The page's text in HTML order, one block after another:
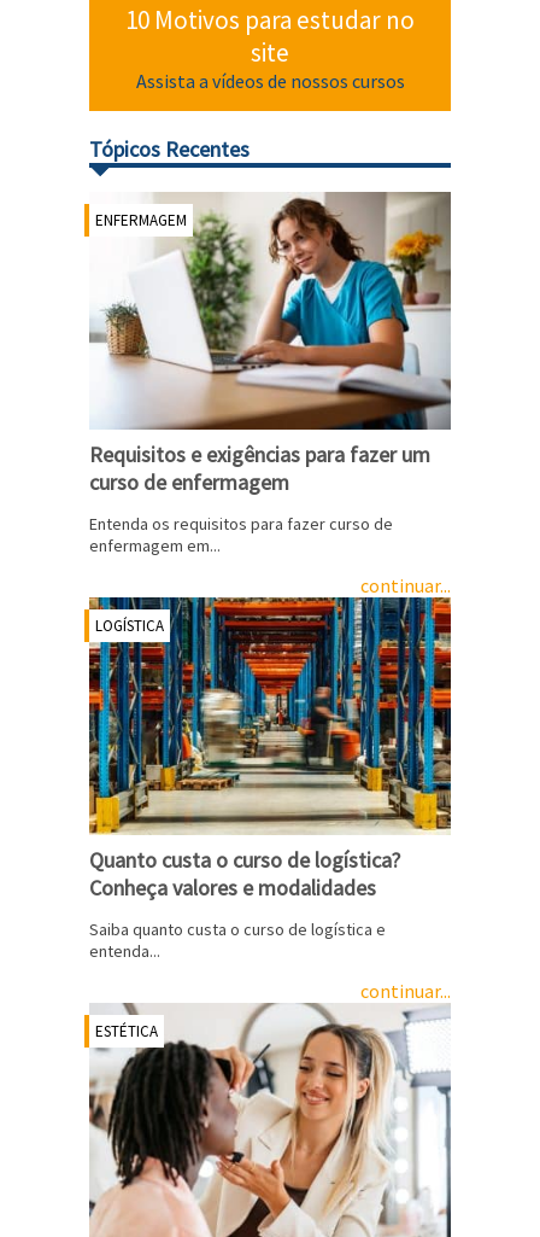
10 Motivos para estudar no
site
Assista a vídeos de nossos cursos
Tópicos Recentes
ENFERMAGEM
Requisitos e exigências para fazer um
curso de enfermagem
Entenda os requisitos para fazer curso de
enfermagem em...
continuar...
LOGÍSTICA
Quanto custa o curso de logística?
Conheça valores e modalidades
Saiba quanto custa o curso de logística e
entenda...
continuar...
ESTÉTICA